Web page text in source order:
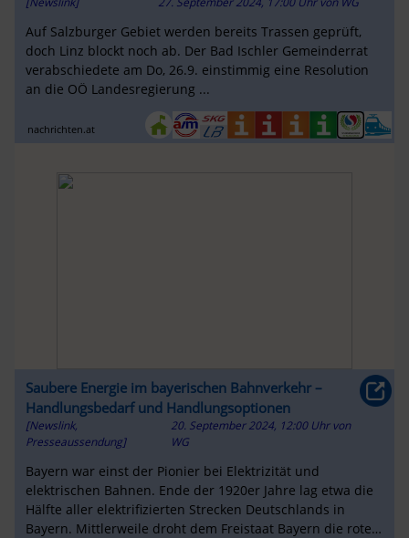
Auf Salzburger Gebiet werden bereits Trassen geprüft,
doch Linz blockt noch ab. Der Bad Ischler Gemeinderrat
verabschiedete am Do, 26.9. einstimmig eine Resolution
an die OÖ Landesregierung ...
nachrichten.at
Saubere Energie im bayerischen Bahnverkehr –
Handlungsbedarf und Handlungsoptionen
[Newslink,
Presseaussendung]
20. September 2024, 12:00 Uhr von
WG
Bayern war einst der Pionier bei Elektrizität und
elektrischen Bahnen. Ende der 1920er Jahre lag etwa die
Hälfte aller elektrifizierten Strecken Deutschlands in
Bayern. Mittlerweile droht dem Freistaat Bayern die rote